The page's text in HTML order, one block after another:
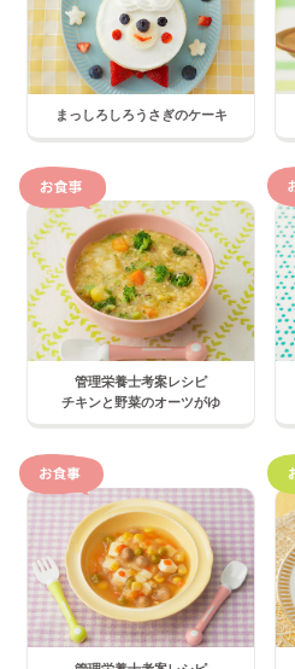
まっしろしろうさぎのケーキ
管理栄養士考案レシピ
チキンと野菜のオーツがゆ